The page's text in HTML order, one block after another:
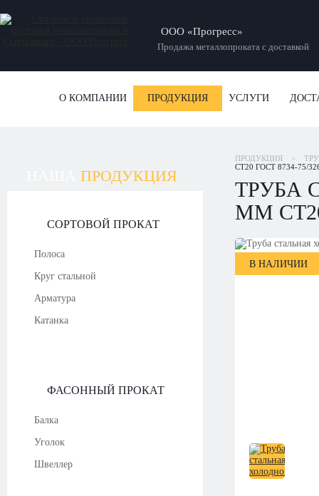
ООО «Прогресс»
Продажа металлопроката с доставкой
О КОМПАНИИ ПРОДУКЦИЯ УСЛУГИ
ПРОДУКЦИЯ
СОРТОВОЙ ПРОКАТ
Полоса
Круг стальной
Арматура
Катанка
ФАСОННЫЙ ПРОКАТ
Балка
Уголок
Швеллер
ПРОДУКЦИЯ >
СТ20 ГОСТ 8734-75/
ТРУБА
ММ СТ20
В НАЛИЧИИ